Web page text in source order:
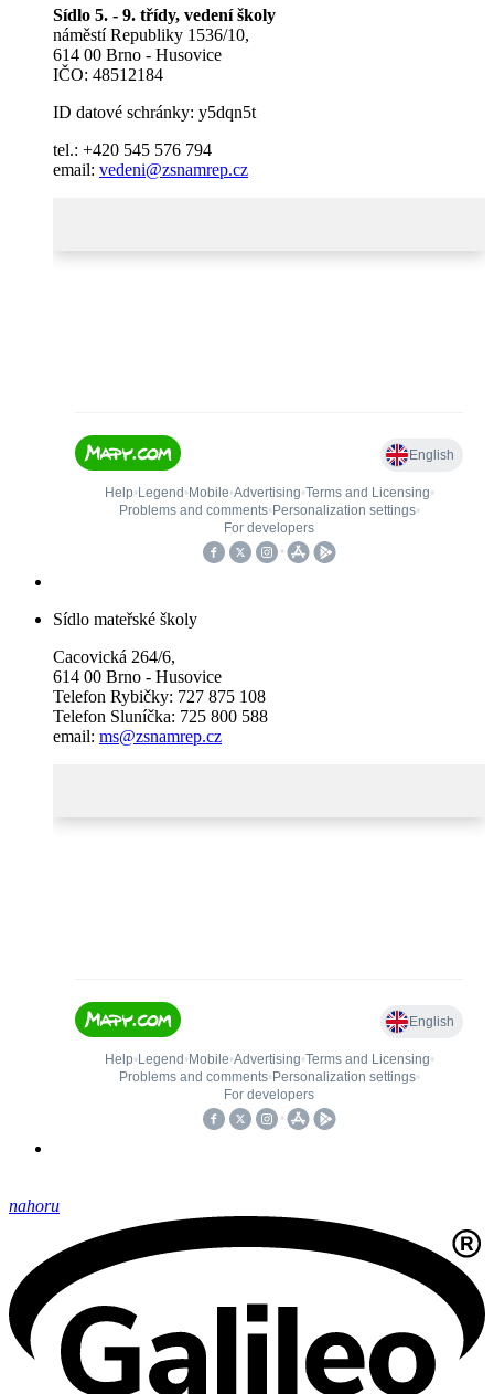
Sídlo 5. - 9. třídy, vedení školy
náměstí Republiky 1536/10,
614 00 Brno - Husovice
IČO: 48512184
ID datové schránky: y5dqn5t
tel.: +420 545 576 794
email: vedeni@zsnamrep.cz
Sídlo mateřské školy
Cacovická 264/6,
614 00 Brno - Husovice
Telefon Rybičky: 727 875 108
Telefon Sluníčka: 725 800 588
email: ms@zsnamrep.cz
nahoru